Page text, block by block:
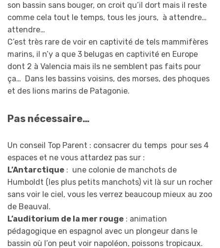
son bassin sans bouger, on croit qu’il dort mais il reste
comme cela tout le temps, tous les jours, à attendre…
attendre…
C’est très rare de voir en captivité de tels mammifères
marins, il n’y a que 3 belugas en captivité en Europe
dont 2 à Valencia mais ils ne semblent pas faits pour
ça… Dans les bassins voisins, des morses, des phoques
et des lions marins de Patagonie.
Pas nécessaire…
Un conseil Top Parent : consacrer du temps pour ses 4
espaces et ne vous attardez pas sur :
L’Antarctique : une colonie de manchots de
Humboldt (les plus petits manchots) vit là sur un rocher
sans voir le ciel, vous les verrez beaucoup mieux au zoo
de Beauval.
L’auditorium de la mer rouge : animation
pédagogique en espagnol avec un plongeur dans le
bassin où l’on peut voir napoléon, poissons tropicaux.